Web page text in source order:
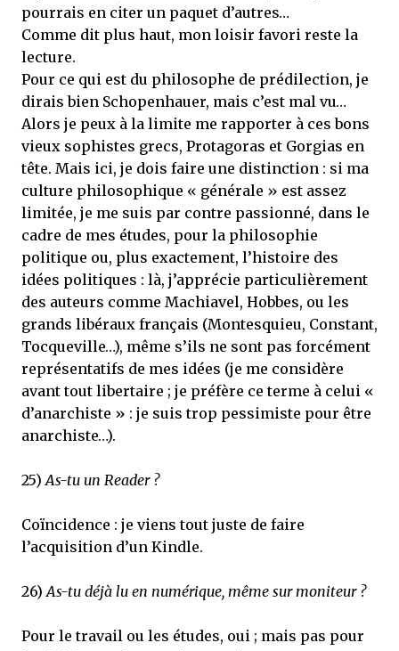
pourrais en citer un paquet d’autres…
Comme dit plus haut, mon loisir favori reste la
lecture.
Pour ce qui est du philosophe de prédilection, je
dirais bien Schopenhauer, mais c’est mal vu…
Alors je peux à la limite me rapporter à ces bons
vieux sophistes grecs, Protagoras et Gorgias en
tête. Mais ici, je dois faire une distinction : si ma
culture philosophique « générale » est assez
limitée, je me suis par contre passionné, dans le
cadre de mes études, pour la philosophie
politique ou, plus exactement, l’histoire des
idées politiques : là, j’apprécie particulièrement
des auteurs comme Machiavel, Hobbes, ou les
grands libéraux français (Montesquieu, Constant,
Tocqueville…), même s’ils ne sont pas forcément
représentatifs de mes idées (je me considère
avant tout libertaire ; je préfère ce terme à celui «
d’anarchiste » : je suis trop pessimiste pour être
anarchiste…).
25)As-tu un Reader ?
Coïncidence : je viens tout juste de faire
l’acquisition d’un Kindle.
26)As-tu déjà lu en numérique, même sur moniteur ?
Pour le travail ou les études, oui ; mais pas pour